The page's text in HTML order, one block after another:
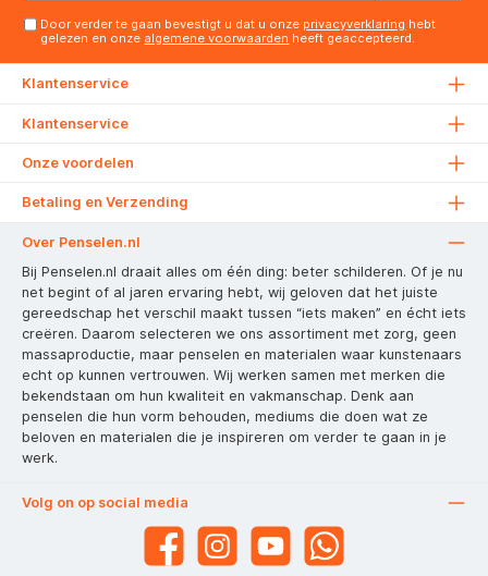
Door verder te gaan bevestigt u dat u onze privacyverklaring hebt
gelezen en onze algemene voorwaarden heeft geaccepteerd.
Klantenservice
Klantenservice
Onze voordelen
Betaling en Verzending
Over Penselen.nl
Bij Penselen.nl draait alles om één ding: beter schilderen. Of je nu
net begint of al jaren ervaring hebt, wij geloven dat het juiste
gereedschap het verschil maakt tussen “iets maken” en écht iets
creëren. Daarom selecteren we ons assortiment met zorg, geen
massaproductie, maar penselen en materialen waar kunstenaars
echt op kunnen vertrouwen. Wij werken samen met merken die
bekendstaan om hun kwaliteit en vakmanschap. Denk aan
penselen die hun vorm behouden, mediums die doen wat ze
beloven en materialen die je inspireren om verder te gaan in je
werk.
Volg on op social media